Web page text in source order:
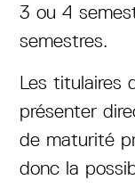
3 ou 4
semestres.
Les titulaires
présenter
de maturité
donc la